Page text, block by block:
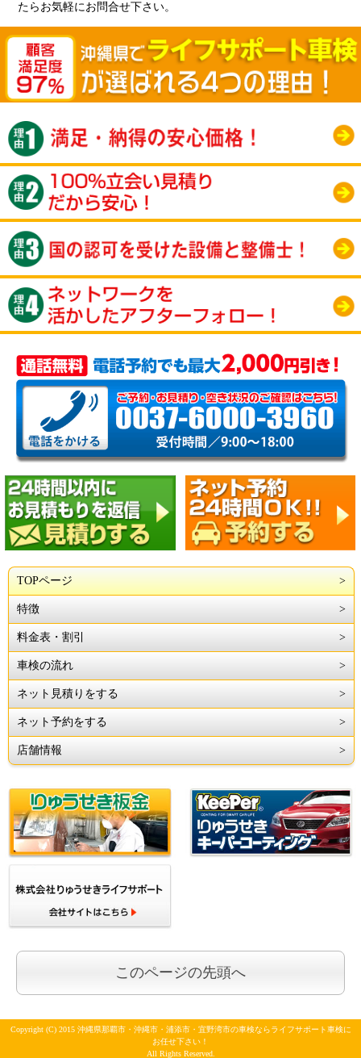
たらお気軽にお問合せ下さい。
TOPページ
特徴
料金表・割引
車検の流れ
ネット見積りをする
ネット予約をする
店舗情報
このページの先頭へ
Copyright (C) 2015 沖縄県那覇市・沖縄市・浦添市・宜野湾市の車検ならライフサポート車検に
お任せ下さい！
All Rights Reserved.